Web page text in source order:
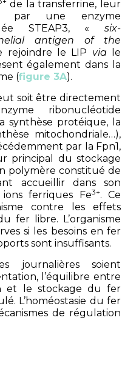
de la transferrine, leur
par une enzyme
STEAP3, « six-
antigen of the
rejoindre le LIP via le
également dans la
(figure 3A).
soit être directement
ribonucléotide
synthèse protéique, la
mitochondriale…),
par la Fpn1,
principal du stockage
polymère constitué de
accueillir dans son
ferriques Fe3+. Ce
contre les effets
fer libre. L’organisme
si les besoins en fer
sont insuffisants.
journalières soient
l’équilibre entre
et le stockage du fer
L’homéostasie du fer
de régulation